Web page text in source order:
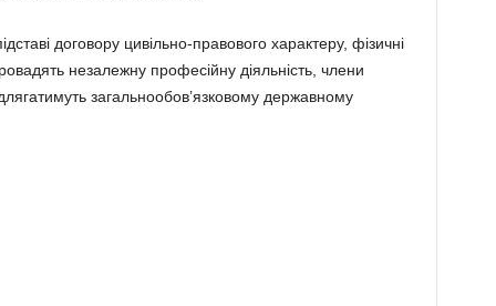
договору цивільно-правового характеру, фізичні
незалежну професійну діяльність, члени
загальнообов’язковому державному